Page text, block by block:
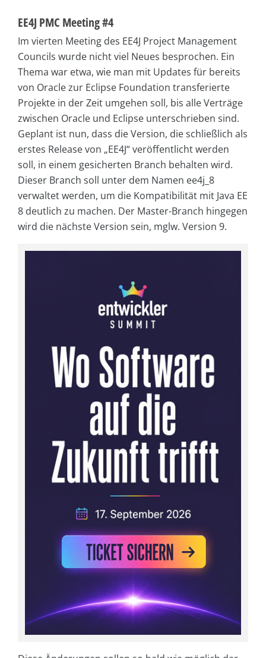
EE4J PMC Meeting #4
Im vierten Meeting des EE4J Project Management
Councils wurde nicht viel Neues besprochen. Ein
Thema war etwa, wie man mit Updates für bereits
von Oracle zur Eclipse Foundation transferierte
Projekte in der Zeit umgehen soll, bis alle Verträge
zwischen Oracle und Eclipse unterschrieben sind.
Geplant ist nun, dass die Version, die schließlich als
erstes Release von „EE4J“ veröffentlicht werden
soll, in einem gesicherten Branch behalten wird.
Dieser Branch soll unter dem Namen ee4j_8
verwaltet werden, um die Kompatibilität mit Java EE
8 deutlich zu machen. Der Master-Branch hingegen
wird die nächste Version sein, mglw. Version 9.